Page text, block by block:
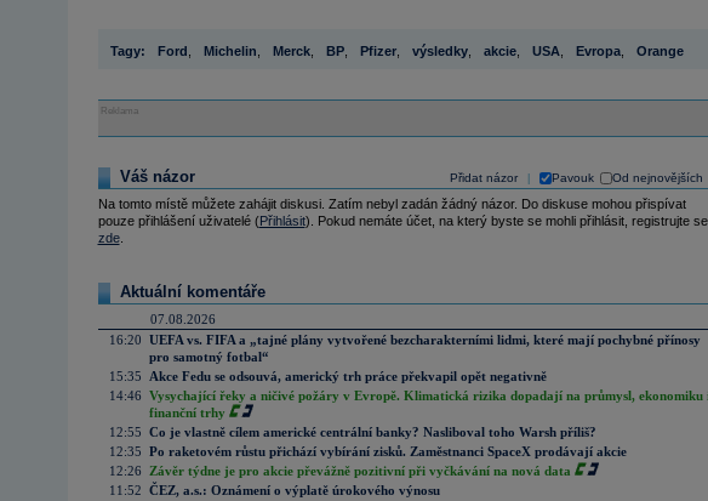
Tagy: Ford Michelin Merck, BP, Pfizer, výsledky, akcie, USA Evropa, Orange
Reklama
Přidat názor Pavouk Od nejnovějších
Váš názor
Na tomto místě můžete zahájit diskusi. Zatím nebyl zadán žádný názor. Do diskuse mohou přispívat
pouze přihlášení uživatelé (Přihlásit). Pokud nemáte účet, na který byste se mohli přihlásit, registrujte se
zde.
Aktuální komentáře
07.08.2026
16:20 UEFA vs. FIFA a „tajné plány vytvořené bezcharakterními lidmi, které mají pochybné přínosy
pro samotný fotbal“
15:35
Akce Fedu se odsouvá, americký trh práce překvapil opět negativně
14:46 Vysychající řeky a ničivé požáry v Evropě. Klimatická rizika dopadají na průmysl, ekonomiku
finanční trhy
12:55 Co je vlastně cílem americké centrální banky? Nasliboval toho Warsh příliš?
12:35 Po raketovém růstu přichází vybírání zisků. Zaměstnanci SpaceX prodávají akcie
12:26
Závěr týdne je pro akcie převážně pozitivní při vyčkávání na nová data
11:52 ČEZ, a.s.: Oznámení o výplatě úrokového výnosu